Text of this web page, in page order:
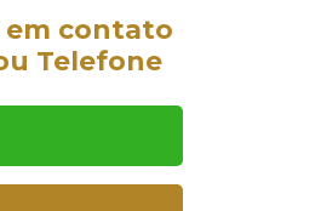
contato
Telefone